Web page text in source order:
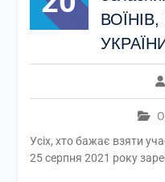
Усіх, хто бажає взяти
25 серпня 2021 року